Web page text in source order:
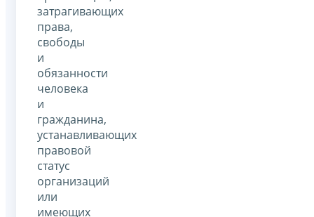
затрагивающих
права,
свободы
и
обязанности
человека
и
гражданина,
устанавливающих
правовой
статус
организаций
или
имеющих